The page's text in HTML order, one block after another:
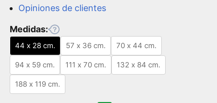
Opiniones de clientes
Medidas:
44 x 28 cm. 57 x 36 cm. 70 x 44 cm.
94 x 59 cm. 111 x 70 cm. 132 x 84 cm.
188 x 119 cm.